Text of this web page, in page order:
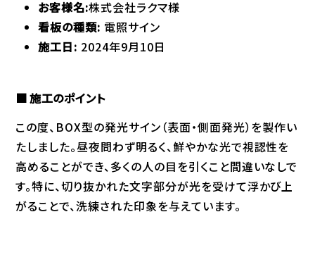
お客様名:株式会社ラクマ様
看板の種類: 電照サイン
施工日: 2024年9月10日
施工のポイント
この度、BOX型の発光サイン（表面・側面発光）を製作い
たしました。昼夜問わず明るく、鮮やかな光で視認性を
高めることができ、多くの人の目を引くこと間違いなしで
す。特に、切り抜かれた文字部分が光を受けて浮かび上
がることで、洗練された印象を与えています。